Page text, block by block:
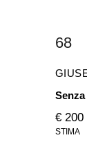
68
€ 200
STIMA